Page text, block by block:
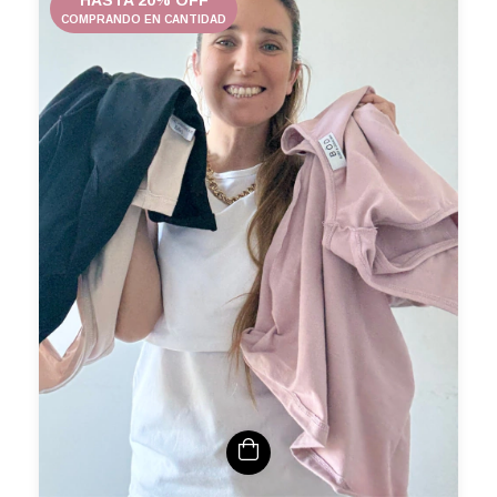
COMPRANDO EN CANTIDAD